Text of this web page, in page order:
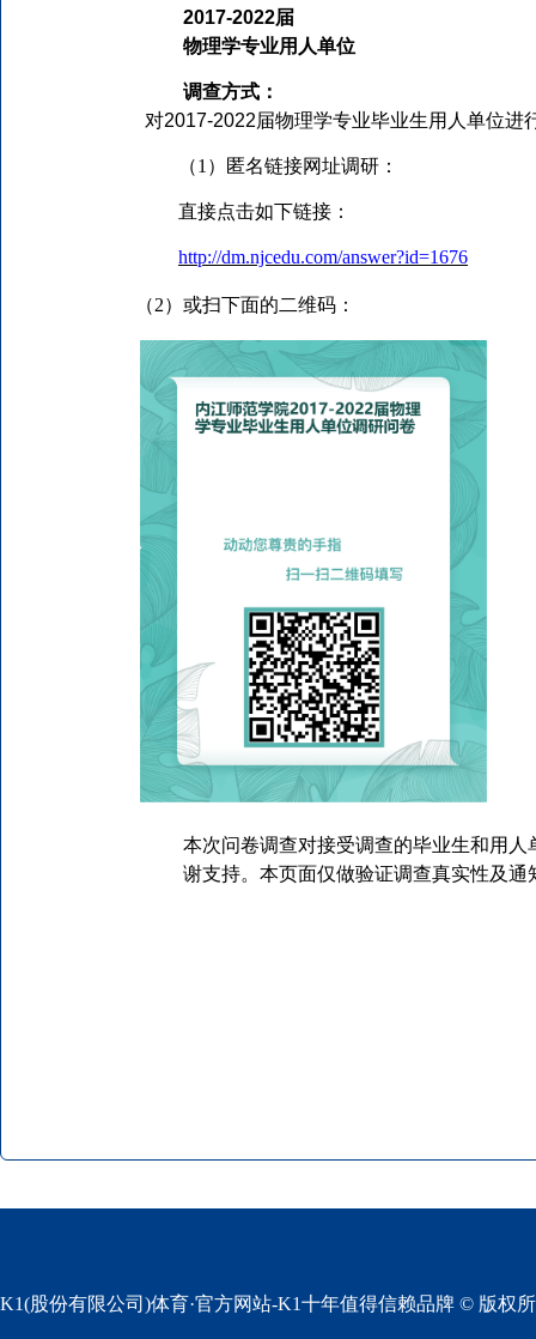
2017-2022届
物理学专业用人单位
调查方式：
对2017-2022届物理学专业毕业生用人单位进
（1 ）匿名链接网址调研 ：
直接点击如下链接 ：
http://dm.njcedu.com/answer?id=1676
（2）或扫下面的二维码 ：
本次问卷调查对接受调查的毕业生和用人
谢支持。本页面仅做验证调查真实性及通
K1(股份有限公司)体育·官方网站-K1十年值得信赖品牌 © 版权